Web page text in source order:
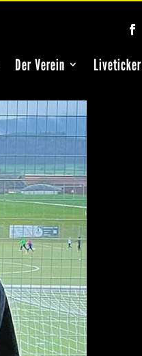
Der Verein Liveticker